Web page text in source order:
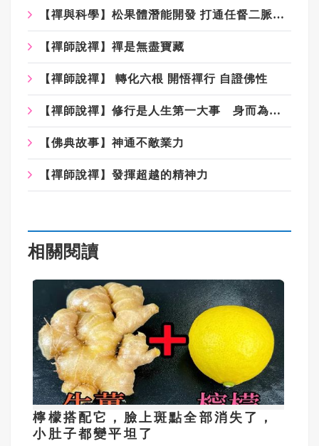
【禪與科學】松果體潛能開發 打通任督二脈的關鍵點
【禪師說禪】禪是無盡寶藏
【禪師說禪】 轉化六根 開悟禪行 自證佛性
【禪師說禪】修行是人生第一大事 身而為「人」的真正價值
【佛典故事】神通不敵業力
【禪師說禪】發揮超越的精神力
相關閱讀
檸檬搭配它，臉上斑點全部消失了，
小肚子都變平坦了